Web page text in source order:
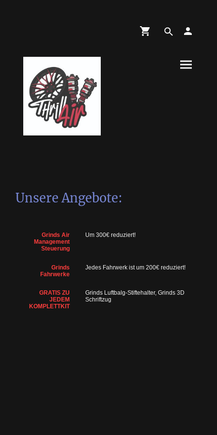
Unsere Angebote:
Grinds Air
Management
Steuerung
Um 300€ reduziert!
Grinds
Fahrwerke
Jedes Fahrwerk ist um 200€ reduziert!
GRATIS ZU
JEDEM
KOMPLETTKIT
Grinds Luftbalg-Stiftehalter, Grinds 3D
Schriftzug